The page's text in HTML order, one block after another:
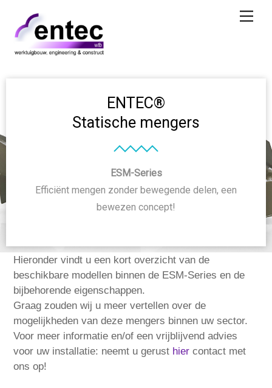
content
ENTEC®
Statische mengers
ESM-Series
Efficiënt mengen zonder bewegende delen, een
bewezen concept!
Hieronder vindt u een kort overzicht van de
beschikbare modellen binnen de ESM-Series en de
bijbehorende eigenschappen.
Graag zouden wij u meer vertellen over de
mogelijkheden van deze mengers binnen uw sector.
Voor meer informatie en/of een vrijblijvend advies
voor uw installatie: neemt u gerust hier contact met
ons op!